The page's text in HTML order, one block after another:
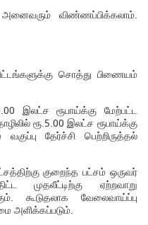
விண்ணப்பிக்கலாம்.
சொத்து பிணையம்
இலட்ச ரூபாய்க்கு மேற்பட்ட
ரூ.5.00 இலட்ச ரூபாய்க்கு
தேர்ச்சி பெற்றிருத்தல்
குறைந்த பட்சம் ஒருவர்
ஏற்றவாறு
கூடுதலாக வேலைவாய்ப்பு
அளிக்கப்படும்.